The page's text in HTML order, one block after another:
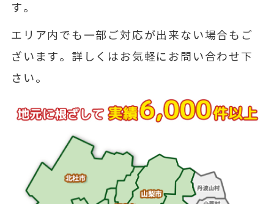
す。
エリア内でも一部ご対応が出来ない場合もご
ざいます。詳しくはお気軽にお問い合わせ下
さい。